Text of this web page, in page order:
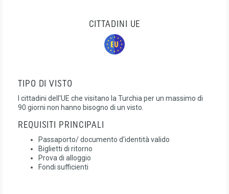
CITTADINI UE
TIPO DI VISTO
I cittadini dell'UE che visitano la Turchia per un massimo di
90 giorni non hanno bisogno di un visto.
REQUISITI PRINCIPALI
Passaporto/ documento d'identità valido
Biglietti di ritorno
Prova di alloggio
Fondi sufficienti